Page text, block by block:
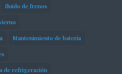
fluido de frenos
Mantenimiento de batería
de refrigeración